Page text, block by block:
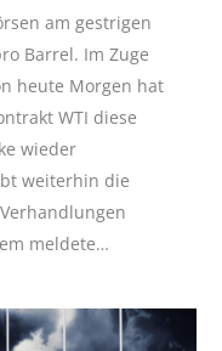
am gestrigen
Barrel. Im Zuge
heute Morgen hat
WTI diese
wieder
weiterhin die
meldete…